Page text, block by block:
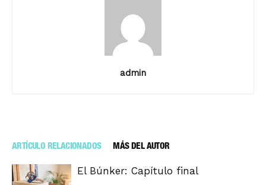
admin
ARTÍCULO RELACIONADOS MÁS DEL AUTOR
El Búnker: Capítulo final